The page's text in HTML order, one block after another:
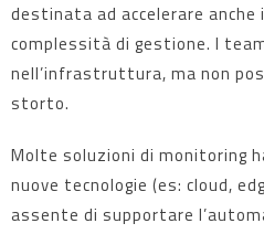
destinata ad accelerare
complessità di gestione. I
nell’infrastruttura, ma non
storto.
Molte soluzioni di monitoring
nuove tecnologie (es: cloud,
assente di supportare